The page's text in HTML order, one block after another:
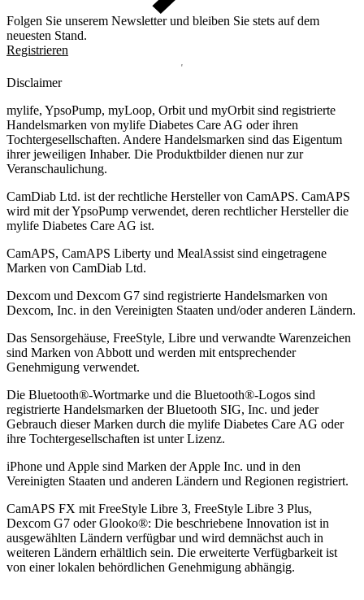
Folgen Sie unserem Newsletter und bleiben Sie stets auf dem
neuesten Stand.
Registrieren
Disclaimer
mylife, YpsoPump, myLoop, Orbit und myOrbit sind registrierte
Handelsmarken von mylife Diabetes Care AG oder ihren
Tochtergesellschaften. Andere Handelsmarken sind das Eigentum
ihrer jeweiligen Inhaber. Die Produktbilder dienen nur zur
Veranschaulichung.
CamDiab Ltd. ist der rechtliche Hersteller von CamAPS. CamAPS
wird mit der YpsoPump verwendet, deren rechtlicher Hersteller die
mylife Diabetes Care AG ist.
CamAPS, CamAPS Liberty und MealAssist sind eingetragene
Marken von CamDiab Ltd.
Dexcom und Dexcom G7 sind registrierte Handelsmarken von
Dexcom, Inc. in den Vereinigten Staaten und/oder anderen Ländern.
Das Sensorgehäuse, FreeStyle, Libre und verwandte Warenzeichen
sind Marken von Abbott und werden mit entsprechender
Genehmigung verwendet.
Die Bluetooth®-Wortmarke und die Bluetooth®-Logos sind
registrierte Handelsmarken der Bluetooth SIG, Inc. und jeder
Gebrauch dieser Marken durch die mylife Diabetes Care AG oder
ihre Tochtergesellschaften ist unter Lizenz.
iPhone und Apple sind Marken der Apple Inc. und in den
Vereinigten Staaten und anderen Ländern und Regionen registriert.
CamAPS FX mit FreeStyle Libre 3, FreeStyle Libre 3 Plus,
Dexcom G7 oder Glooko®: Die beschriebene Innovation ist in
ausgewählten Ländern verfügbar und wird demnächst auch in
weiteren Ländern erhältlich sein. Die erweiterte Verfügbarkeit ist
von einer lokalen behördlichen Genehmigung abhängig.